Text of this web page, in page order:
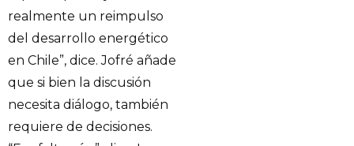
realmente un reimpulso
del desarrollo energético
en Chile”, dice. Jofré añade
que si bien la discusión
necesita diálogo, también
requiere de decisiones.